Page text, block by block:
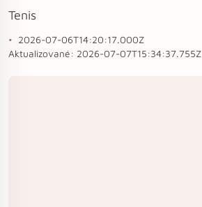
Tenis
2026-07-06T14:20:17.000Z
Aktualizované: 2026-07-07T15:34:37.755Z